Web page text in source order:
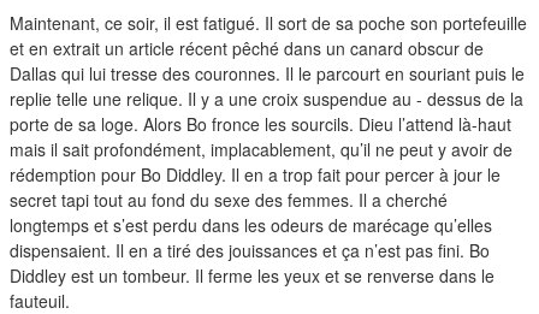
Maintenant, ce soir, il est fatigué. Il sort de sa poche son portefeuille
et en extrait un article récent pêché dans un canard obscur de
Dallas qui lui tresse des couronnes. Il le parcourt en souriant puis le
replie telle une relique. Il y a une croix suspendue au - dessus de la
porte de sa loge. Alors Bo fronce les sourcils. Dieu l’attend là-haut
mais il sait profondément, implacablement, qu’il ne peut y avoir de
rédemption pour Bo Diddley. Il en a trop fait pour percer à jour le
secret tapi tout au fond du sexe des femmes. Il a cherché
longtemps et s’est perdu dans les odeurs de marécage qu’elles
dispensaient. Il en a tiré des jouissances et ça n’est pas fini. Bo
Diddley est un tombeur. Il ferme les yeux et se renverse dans le
fauteuil.